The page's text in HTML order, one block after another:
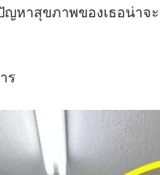
หาสุขภาพของเธอน่าจ
ร